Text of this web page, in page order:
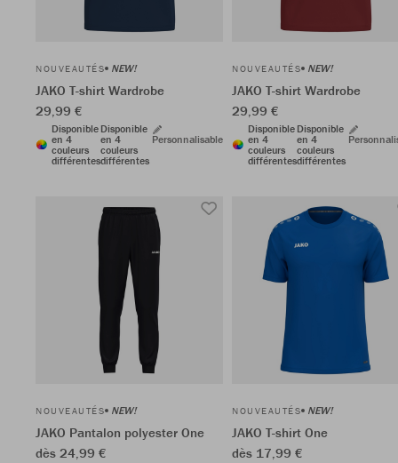
NOUVEAUTÉS NEW!
JAKO T-shirt Wardrobe
29,99 €
Disponible
en 4
couleurs
différentes
Disponible
en 4
couleurs
différentes
Personnalisable
NOUVEAUTÉS NEW!
JAKO T-shirt Wardrobe
29,99 €
Disponible
en 4
couleurs
différentes
Disponible
en 4
couleurs
différentes
NOUVEAUTÉS NEW!
JAKO Pantalon polyester One
dès 24,99 €
NOUVEAUTÉS NEW!
JAKO T-shirt One
dès 17,99 €